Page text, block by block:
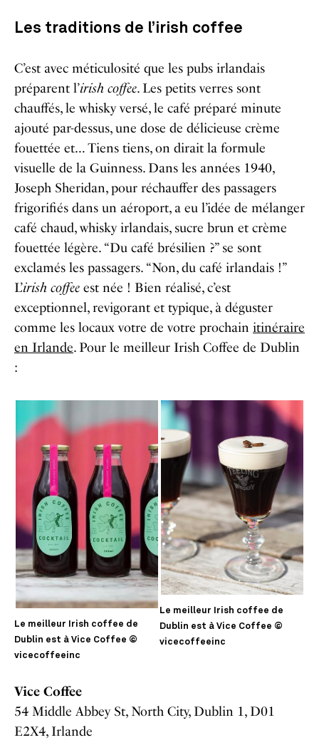
Les traditions de l’irish coffee
C’est avec méticulosité que les pubs irlandais
préparent l’irish coffee. Les petits verres sont
chauffés, le whisky versé, le café préparé minute
ajouté par-dessus, une dose de délicieuse crème
fouettée et… Tiens tiens, on dirait la formule
visuelle de la Guinness. Dans les années 1940,
Joseph Sheridan, pour réchauffer des passagers
frigorifiés dans un aéroport, a eu l’idée de mélanger
café chaud, whisky irlandais, sucre brun et crème
fouettée légère. “Du café brésilien ?” se sont
exclamés les passagers. “Non, du café irlandais !”
L’irish coffee est née ! Bien réalisé, c’est
exceptionnel, revigorant et typique, à déguster
comme les locaux votre de votre prochain itinéraire
en Irlande. Pour le meilleur Irish Coffee de Dublin
:
Le meilleur Irish coffee de
Dublin est à Vice Coffee ©
vicecoffeeinc
Le meilleur Irish coffee de
Dublin est à Vice Coffee ©
vicecoffeeinc
Vice Coffee
54 Middle Abbey St, North City, Dublin 1, D01
E2X4, Irlande